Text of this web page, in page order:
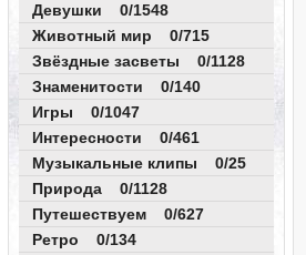
Девушки 0/1548
Животный мир 0/715
Звёздные засветы 0/1128
Знаменитости 0/140
Игры 0/1047
Интересности 0/461
Музыкальные клипы 0/25
Природа 0/1128
Путешествуем 0/627
Ретро 0/134